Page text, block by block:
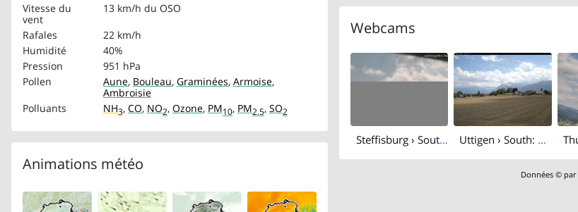
Vitesse du
vent
13 km/h du OSO
Rafales
22 km/h
Humidité
40%
Pression
951 hPa
Pollen
Aune, Bouleau, Graminées, Armoise,
Ambroisie
Polluants
NH3, CO, NO2, Ozone, PM10, PM2.5, SO2
Animations météo
Webcams
Steffisburg › South: Stockhorn - Niesen Uttigen › South: Reitschule Uttiggut GmbH
Données © par